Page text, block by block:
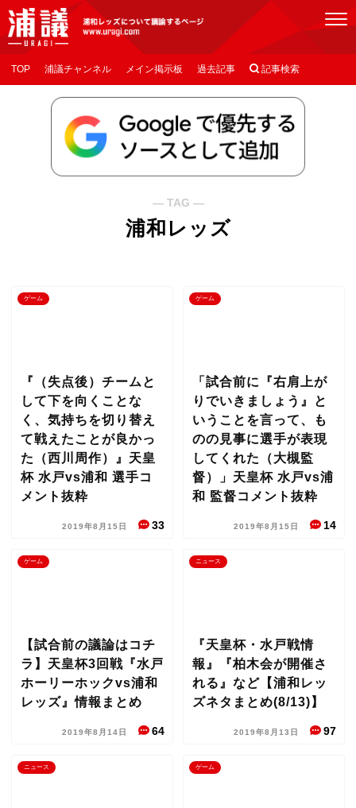
[浦議]浦和レッズについて議論するページ
TOP 浦議チャンネル メイン掲示板 過去記事  記事検索
― TAG ―
浦和レッズ
ゲーム
『（失点後）チームと
して下を向くことな
く、気持ちを切り替え
て戦えたことが良かっ
た（西川周作）』天皇
杯 水戸vs浦和 選手コ
メント抜粋
2019年8月15日 33
ゲーム
「試合前に『右肩上が
りでいきましょう』と
いうことを言って、も
のの見事に選手が表現
してくれた（大槻監
督）」天皇杯 水戸vs浦
和 監督コメント抜粋
2019年8月15日 14
ゲーム
【試合前の議論はコチ
ラ】天皇杯3回戦『水戸
ホーリーホックvs浦和
レッズ』情報まとめ
2019年8月14日 64
ニュース
『天皇杯・水戸戦情
報』『柏木会が開催さ
れる』など【浦和レッ
ズネタまとめ(8/13)】
2019年8月13日 97
ニュース ゲーム